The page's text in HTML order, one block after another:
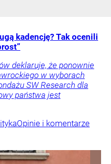
kadencję? Tak ocenili
deklaruje, że ponownie
w wyborach
SW Research dla
państwa jest
Opinie i komentarze